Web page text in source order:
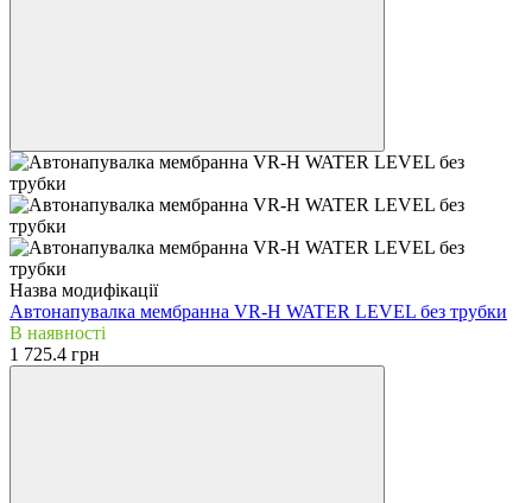
Назва модифікації
Автонапувалка мембранна VR-H WATER LEVEL без трубки
В наявності
1 725.4 грн